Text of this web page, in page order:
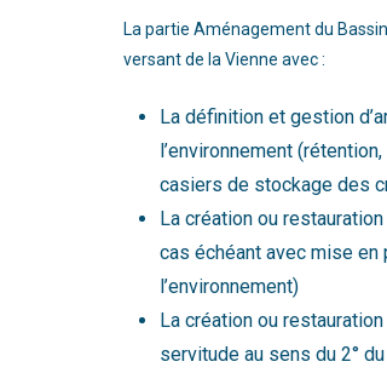
La partie Aménagement du
versant de la Vienne avec :
La définition et gestion
l’environnement
casiers de stockage des
La création ou
cas échéant avec mise en
l’environnement)
La création ou
servitude au sens du 2°